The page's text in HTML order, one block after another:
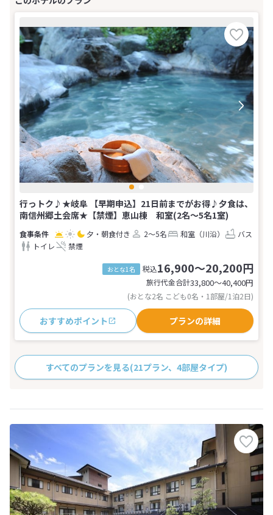
行っトク♪★岐阜 【早期申込】21日前までがお得♪夕食は、
南信州郷土会席★【禁煙】恵山棟 和室(2名～5名1室)
夕・朝食付き 2～5名 和室（川沿）
バス
トイレ
禁煙
おとな1名 税込16,900～20,200円
旅行代金合計33,800〜40,400円
(おとな2名 こども0名・1部屋/1泊2日)
おすすめポイント プランの詳細
すべてのプランを見る(21プラン、4部屋タイプ)